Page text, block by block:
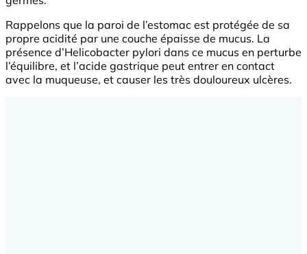
Rappelons que la paroi de l’estomac est protégée de sa
propre acidité par une couche épaisse de mucus. La
présence d’Helicobacter pylori dans ce mucus en perturbe
l’équilibre, et l’acide gastrique peut entrer en contact
avec la muqueuse, et causer les très douloureux ulcères.